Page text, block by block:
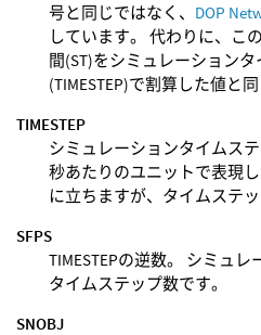
号と同じではなく、 DOP
しています。 代わりに、こ
間(ST)をシミュレーション
(TIMESTEP)で割算した値と同
TIMESTEP
シミュレーションタイムス
秒あたりのユニットで表現
に立ちますが、タイムステ
SFPS
TIMESTEPの逆数。 シミュ
タイムステップ数です。
SNOBJ